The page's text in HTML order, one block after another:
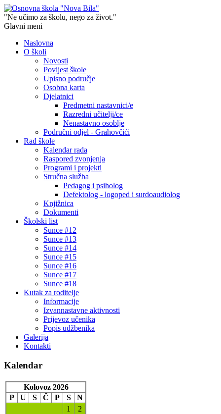
"Ne učimo za školu, nego za život."
Glavni meni
Naslovna
O školi
Novosti
Povijest škole
Upisno područje
Osobna karta
Djelatnici
Predmetni nastavnici/e
Razredni učitelji/ce
Nenastavno osoblje
Područni odjel - Grahovčići
Rad škole
Kalendar rada
Raspored zvonjenja
Programi i projekti
Stručna služba
Pedagog i psiholog
Defektolog - logoped i surdoaudiolog
Knjižnica
Dokumenti
Školski list
Sunce #12
Sunce #13
Sunce #14
Sunce #15
Sunce #16
Sunce #17
Sunce #18
Kutak za roditelje
Informacije
Izvannastavne aktivnosti
Prijevoz učenika
Popis udžbenika
Galerija
Kontakti
Kalendar
Kolovoz 2026
P
U S Č P S
N
1
2